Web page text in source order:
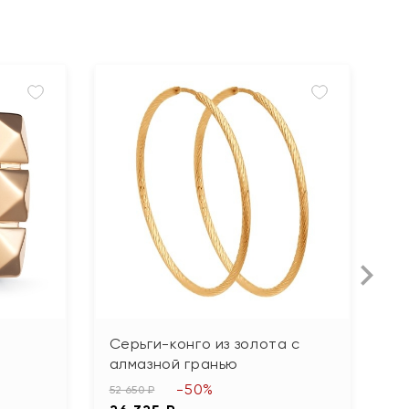
Серьги-конго из золота с
алмазной гранью
52 650 ₽ -50%